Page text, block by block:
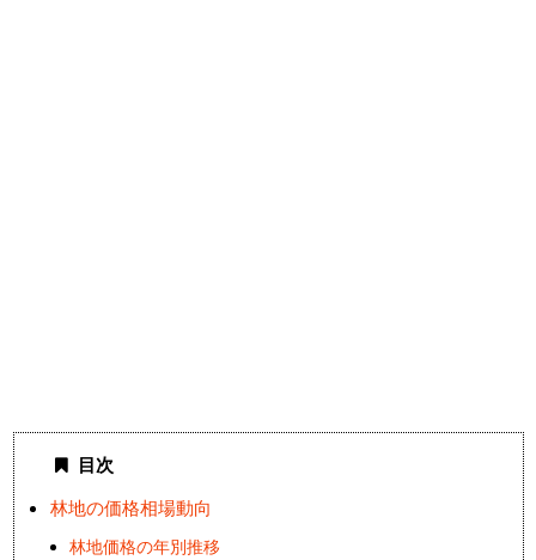
目次
林地の価格相場動向
林地価格の年別推移